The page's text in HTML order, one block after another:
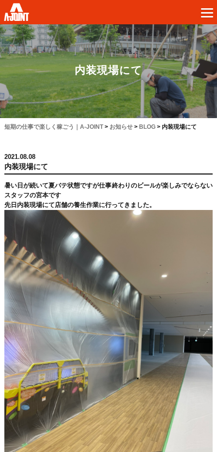
内装現場にて
短期の仕事で楽しく稼ごう｜A-JOINT> お知らせ> BLOG> 内装現場にて
2021.08.08
内装現場にて
暑い日が続いて夏バテ状態ですが仕事終わりのビールが楽しみでならない
スタッフの宮本です
先日内装現場にて店舗の養生作業に行ってきました。